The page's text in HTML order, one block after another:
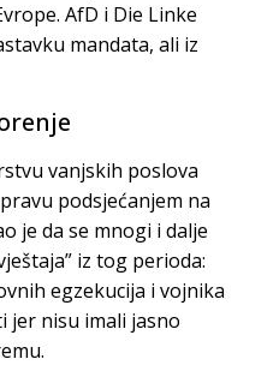
AfD i Die Linke
mandata, ali iz
vanjskih poslova
podsjećanjem na
je da se mnogi i dalje
iz tog perioda:
egzekucija i vojnika
jer nisu imali jasno